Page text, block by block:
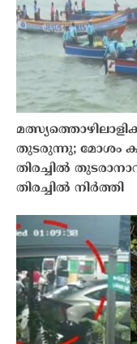
തുടരുന്നു; മോശം
തിരച്ചിൽ
തിരച്ചിൽ നിർത്തി